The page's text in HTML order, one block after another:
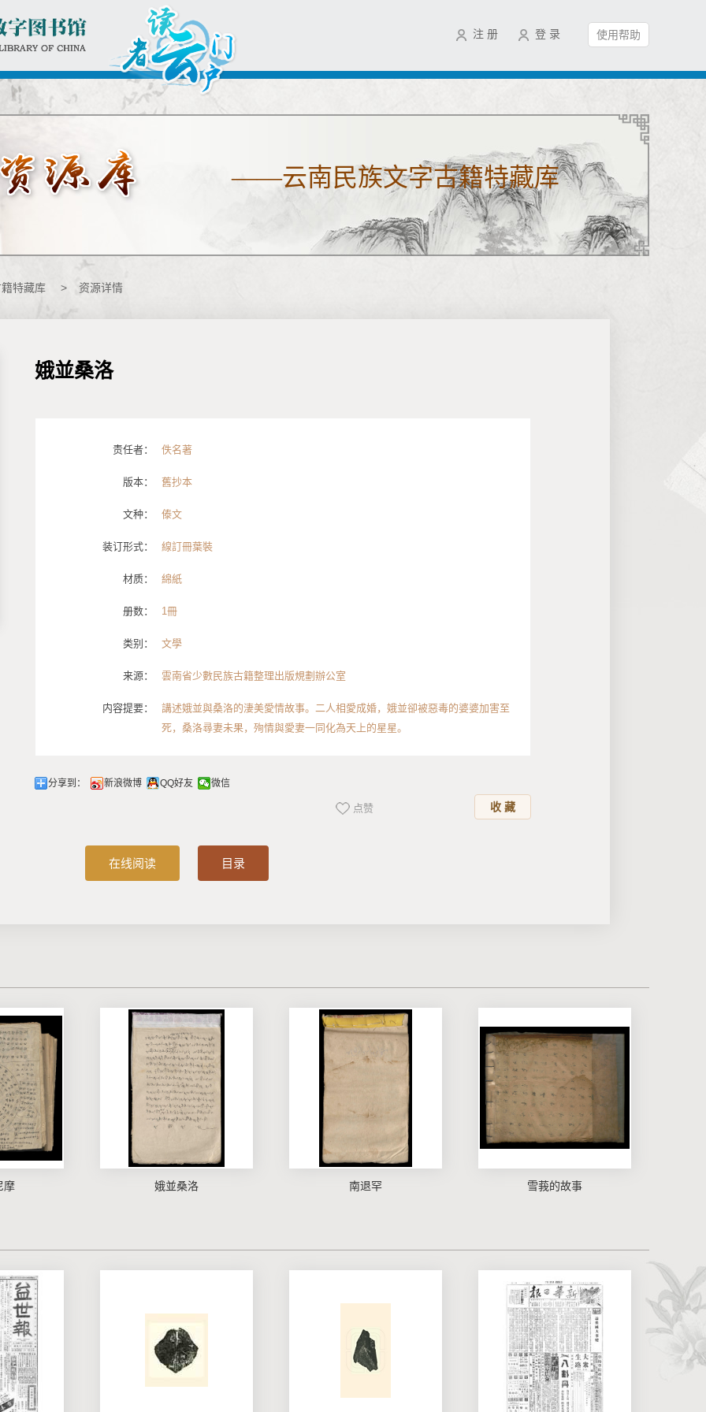
使用帮助
登 录
注 册
——云南民族文字古籍特藏库
特藏库 > 资源详情
娥並桑洛
责任者： 佚名著
版本： 舊抄本
文种： 傣文
装订形式： 線訂冊葉裝
材质： 綿紙
册数： 1冊
类别： 文學
来源： 雲南省少數民族古籍整理出版規劃辦公室
内容提要：
講述娥並與桑洛的淒美愛情故事。二人相愛成婚，娥並卻被惡毒的婆婆加害至
死，桑洛尋妻未果，殉情與愛妻一同化為天上的星星。
分享到： 新浪微博 QQ好友 微信
收 藏
点赞
摩 娥並桑洛 南退罕 雪莪的故事